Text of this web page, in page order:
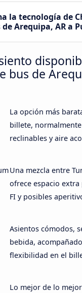
la tecnología de
Arequipa, AR a
bus de
La opción más
billete,
reclinables y aire
Una mezcla entre
ofrece espacio extra
FI y posibles
Asientos cómodos,
bebida,
flexibilidad en el
Lo mejor de lo